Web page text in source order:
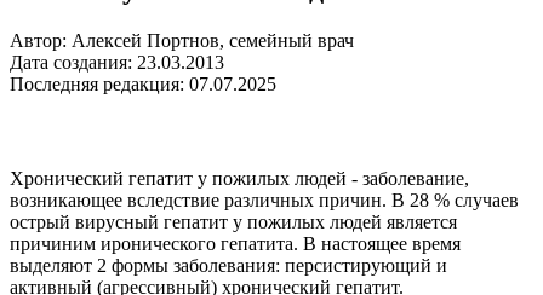
Автор: Алексей Портнов, семейный врач
Дата создания: 23.03.2013
Последняя редакция: 07.07.2025
Хронический гепатит у пожилых людей - заболевание,
возникающее вследствие различных причин. В 28 % случаев
острый вирусный гепатит у пожилых людей является
причиним иронического гепатита. В настоящее время
выделяют 2 формы заболевания: персистирующий и
активный (агрессивный) хронический гепатит.